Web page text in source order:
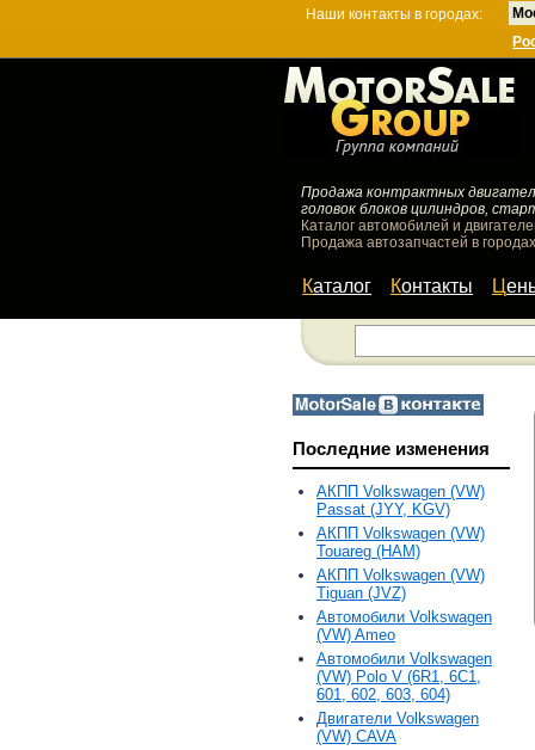
Наши контакты в городах:
Продажа контрактных
головок блоков цилиндров,
Каталог автомобилей и
Продажа автозапчастей в
Каталог Контакты
Последние изменения
АКПП Volkswagen (VW)
Passat (JYY, KGV)
АКПП Volkswagen (VW)
Touareg (HAM)
АКПП Volkswagen (VW)
Tiguan (JVZ)
Автомобили Volkswagen
(VW) Ameo
Автомобили Volkswagen
(VW) Polo V (6R1, 6С1,
601, 602, 603, 604)
Двигатели Volkswagen
(VW) CAVA